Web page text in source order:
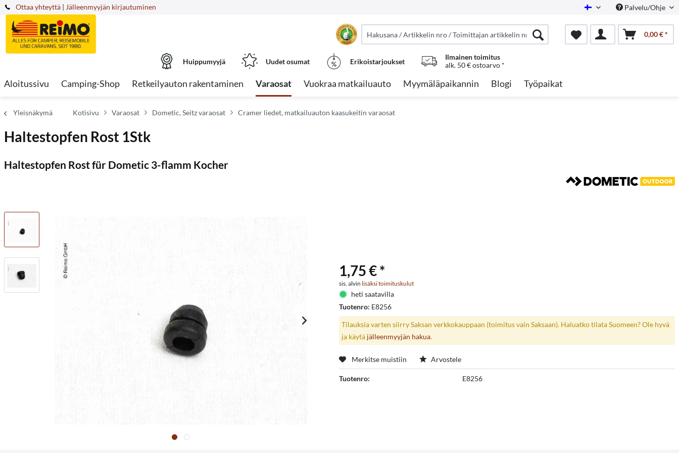
Ottaa yhteyttä Finnish Palvelu/Ohje
| Jälleenmyyjän kirjautuminen
0,00 € *
Huippumyyjä Uudet osumat Erikoistarjoukset
Ilmainen toimitus
alk. 50 € ostoarvo *
Aloitussivu Camping-Shop Retkeilyauton rakentaminen Varaosat Vuokraa matkailuauto Myymäläpaikannin Blogi Työpaikat
Yleisnäkymä Kotisivu Varaosat Dometic, Seitz varaosat Cramer liedet, matkailuauton kaasukeitin varaosat
Haltestopfen Rost 1Stk
Haltestopfen Rost für Dometic 3-flamm Kocher
1,75 € *
sis. alvin lisäksi toimituskulut
heti saatavilla
Tuotenro: E8256
Tilauksia varten siirry Saksan verkkokauppaan (toimitus vain Saksaan). Haluatko tilata Suomeen? Ole hyvä
ja käytä jälleenmyyjän hakua.
Merkitse muistiin Arvostele
Tuotenro: E8256